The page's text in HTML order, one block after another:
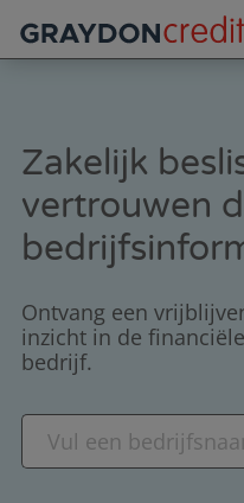
Zakelijk
vertrouwen
Ontvang een
inzicht in de
bedrijf.